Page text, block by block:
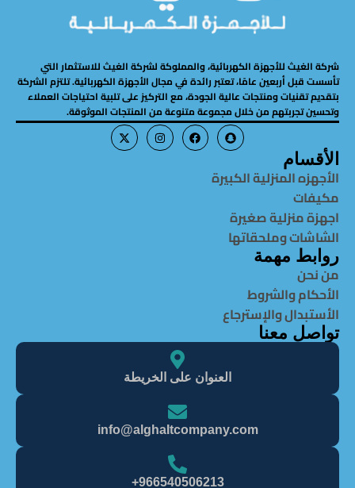
شركة الغيث للأجهزة الكهربائية، والمملوكة لشركة الغيث للاستثمار التي
تأسست قبل أربعين عامًا، تعتبر رائدة في مجال الأجهزة الكهربائية. تلتزم الشركة
بتقديم تقنيات ومنتجات عالية الجودة، مع التركيز على تلبية احتياجات العملاء
وتحسين تجربتهم من خلال مجموعة متنوعة من المنتجات الموثوقة.
الأقسام
الأجهزه المنزلية الكبيرة
مكيفات
اجهزة منزلية صغيرة
الشاشات وملحقاتها
روابط مهمة
من نحن
الأحكام والشروط
الأستبدال والإسترجاع
تواصل معنا
العنوان على الخريطة
info@alghaItcompany.com
966540506213+